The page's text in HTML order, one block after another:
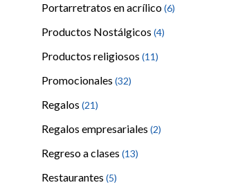
Portarretratos en acrílico(6)
Productos Nostálgicos (4)
Productos religiosos (11)
Promocionales (32)
Regalos (21)
Regalos empresariales (2)
Regreso a clases (13)
Restaurantes (5)